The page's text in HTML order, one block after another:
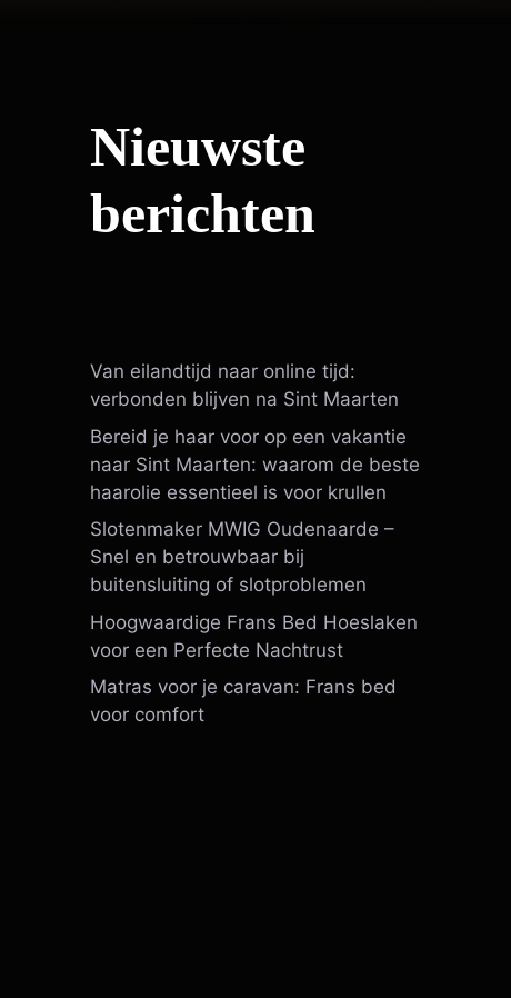
Nieuwste
berichten
Van eilandtijd naar online tijd:
verbonden blijven na Sint Maarten
Bereid je haar voor op een vakantie
naar Sint Maarten: waarom de beste
haarolie essentieel is voor krullen
Slotenmaker MWIG Oudenaarde –
Snel en betrouwbaar bij
buitensluiting of slotproblemen
Hoogwaardige Frans Bed Hoeslaken
voor een Perfecte Nachtrust
Matras voor je caravan: Frans bed
voor comfort